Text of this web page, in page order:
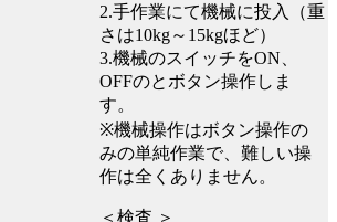
2.手作業にて機械に投入（重
さは10kg～15kgほど）
3.機械のスイッチをON、
OFFのとボタン操作しま
す。
※機械操作はボタン操作の
みの単純作業で、難しい操
作は全くありません。
＜検査 ＞